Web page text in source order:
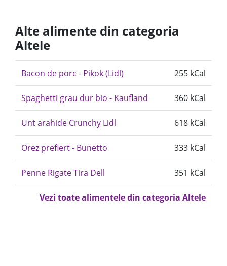
Alte alimente din categoria
Altele
Bacon de porc - Pikok (Lidl) 255 kCal
Spaghetti grau dur bio - Kaufland 360 kCal
Unt arahide Crunchy Lidl 618 kCal
Orez prefiert - Bunetto 333 kCal
Penne Rigate Tira Dell 351 kCal
Vezi toate alimentele din categoria Altele